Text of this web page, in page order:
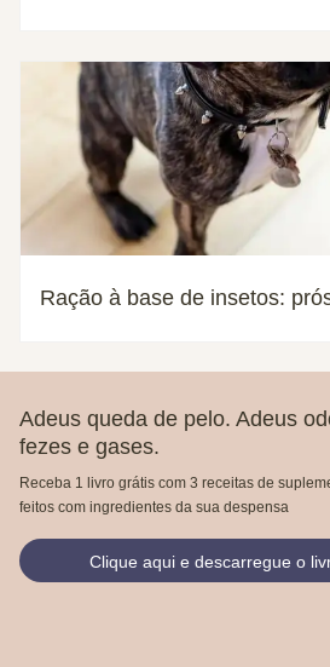
Ração à base de insetos:
Adeus queda de pelo. Adeus
fezes e gases.
Receba 1 livro grátis com 3 receitas de
feitos com ingredientes da sua despensa
Clique aqui e descarregue o